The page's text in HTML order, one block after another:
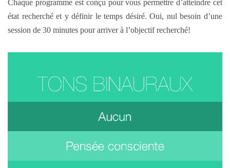
Chaque programme est conçu pour vous permettre d’atteindre cet
état recherché et y définir le temps désiré. Oui, nul besoin d’une
session de 30 minutes pour arriver à l’objectif recherché!